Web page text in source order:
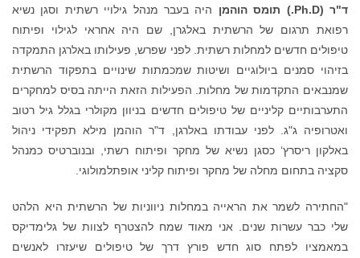
ד"ר (Ph.D. ) תומס הוהמן היה בעבר מנהל גילויי רשתית וסגן נשיא
רפואת תרגום של הרשתית באלגרן, שם היה אחראי לגילוי ופיתוח
טיפולים חדשים למחלות רשתית. לפני שפרש, פעילותו באלרגן התמקדה
בזיהוי סמנים ביולוגיים ושיטות שמכמתות שינויים בתפקוד הרשתית
שמנבאים התקדמות של מחלות. הפעילות הזאת הייתה בסיס למחקרים
התערבותיים קליניים של טיפולים חדשים בניוון מקולרי בגלל גיל רטוב
ואטרופיה ג"ג. לפני עבודתו באלרגן, ד"ר הוהמן מילא תפקידי ניהול
באלקון ריסרץ‘ כסגן נשיא של מחקר ופיתוח רשתי, ובנוברטיס כמנהל
סקציה בתחום מחלה של מחקר ופיתוח קליני אופתלמולוגי.
"החתירה לשמר את הראייה במחלות ניווניות של הרשתית היא הלהט
שלי כבר עשרות שנים. אני מאוד שמח להצטרף לצוות של גלימדיקס
במאמציו לפתח סוג חדש פורץ דרך של טיפולים שיעזרו לאנשים